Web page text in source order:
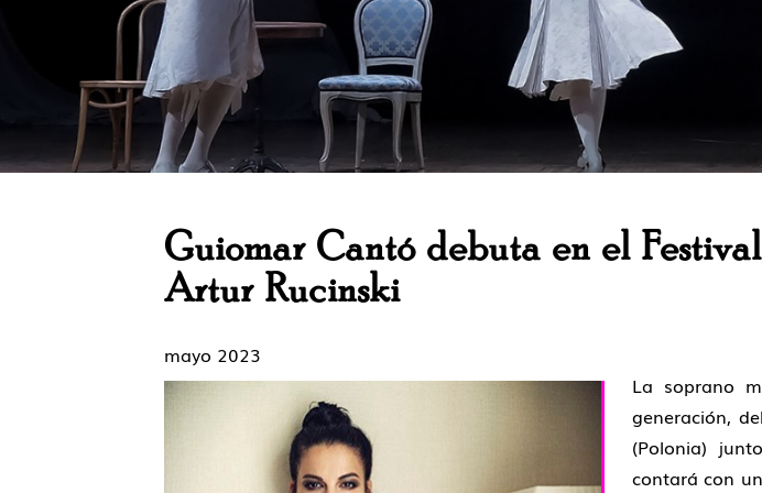
Guiomar Cantó debuta en el
Artur Rucinski
mayo 2023
La soprano
generación,
(Polonia)
contará con